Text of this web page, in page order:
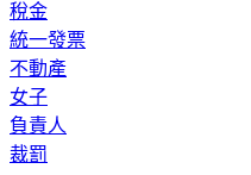
稅金
統一發票
不動產
女子
負責人
裁罰